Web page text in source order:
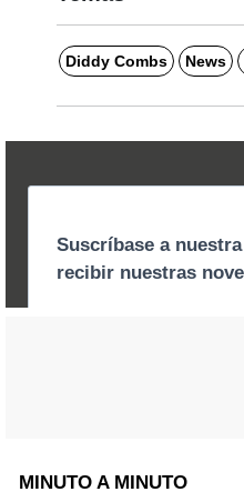
Diddy Combs News
MINUTO A MINUTO